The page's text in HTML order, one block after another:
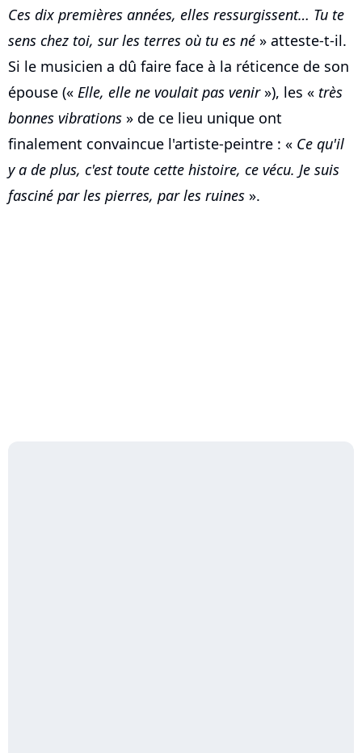
Ces dix premières années, elles ressurgissent… Tu te
sens chez toi, sur les terres où tu es né » atteste-t-il.
Si le musicien a dû faire face à la réticence de son
épouse (« Elle, elle ne voulait pas venir»), les « très
bonnes vibrations » de ce lieu unique ont
finalement convaincue l'artiste-peintre : « Ce qu'il
y a de plus, c'est toute cette histoire, ce vécu. Je suis
fasciné par les pierres, par les ruines ».